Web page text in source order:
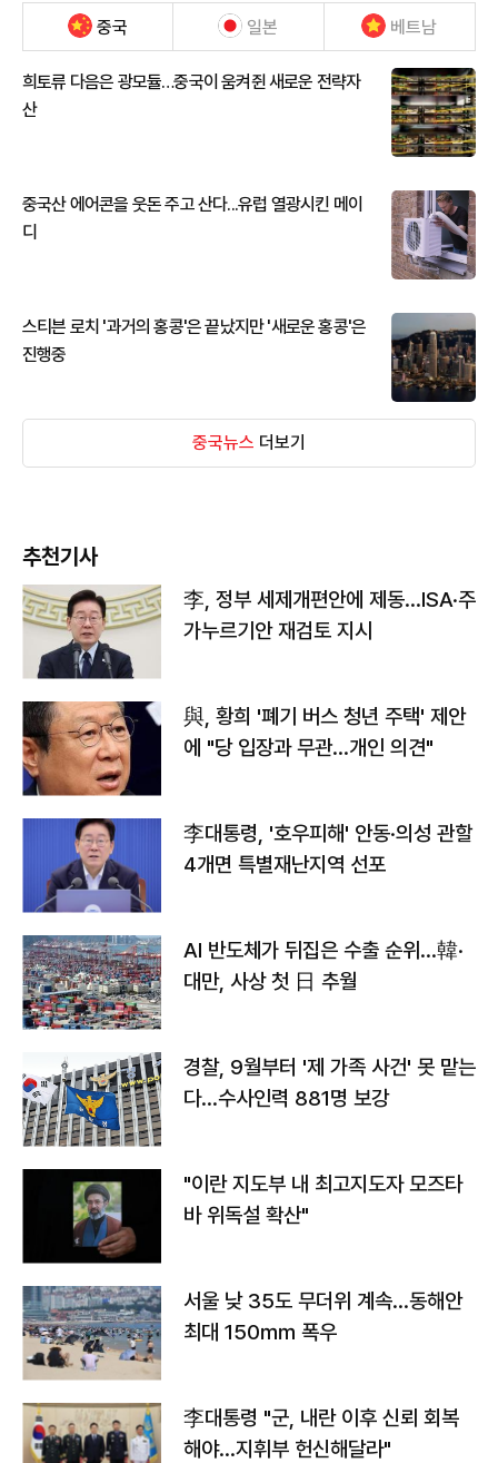
중국 일본 베트남
희토류 다음은 광모듈…중국이 움켜쥔 새로운 전략자
산
중국산 에어콘을 웃돈 주고 산다...유럽 열광시킨 메이
디
스티븐 로치 '과거의 홍콩'은 끝났지만 '새로운 홍콩'은
진행중
중국뉴스 더보기
추천기사
李, 정부 세제개편안에 제동…ISA·주
가누르기안 재검토 지시
與, 황희 '폐기 버스 청년 주택' 제안
에 "당 입장과 무관…개인 의견"
李대통령, '호우피해' 안동·의성 관할
4개면 특별재난지역 선포
AI 반도체가 뒤집은 수출 순위…韓·
대만, 사상 첫 日 추월
경찰, 9월부터 '제 가족 사건' 못 맡는
다…수사인력 881명 보강
"이란 지도부 내 최고지도자 모즈타
바 위독설 확산"
서울 낮 35도 무더위 계속…동해안
최대 150㎜ 폭우
李대통령 "군, 내란 이후 신뢰 회복
해야…지휘부 헌신해달라"